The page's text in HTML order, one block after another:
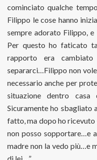
cominciato qualche
Filippo le cose hanno
sempre adorato Filippo,
Per questo ho faticato
rapporto era
separarci…Filippo non
necessario anche per
situazione dentro casa
Sicuramente ho sbagliato
fatto, ma dopo ho ricevuto
non posso sopportare…e
madre non la vedo più…e